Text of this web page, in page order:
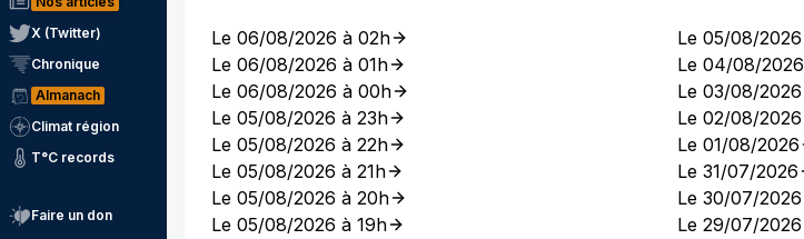
X (Twitter)
Chronique
Almanach
Climat région
T°C records
Faire un don
Le 06/08/2026 à 02h
Le 06/08/2026 à 01h
Le 06/08/2026 à 00h
Le 05/08/2026 à 23h
Le 05/08/2026 à 22h
Le 05/08/2026 à 21h
Le 05/08/2026 à 20h
Le 05/08/2026 à 19h
Le 05/08/2026
Le 04/08/2026
Le 03/08/2026
Le 02/08/2026
Le 01/08/2026
Le 31/07/2026
Le 30/07/2026
Le 29/07/2026